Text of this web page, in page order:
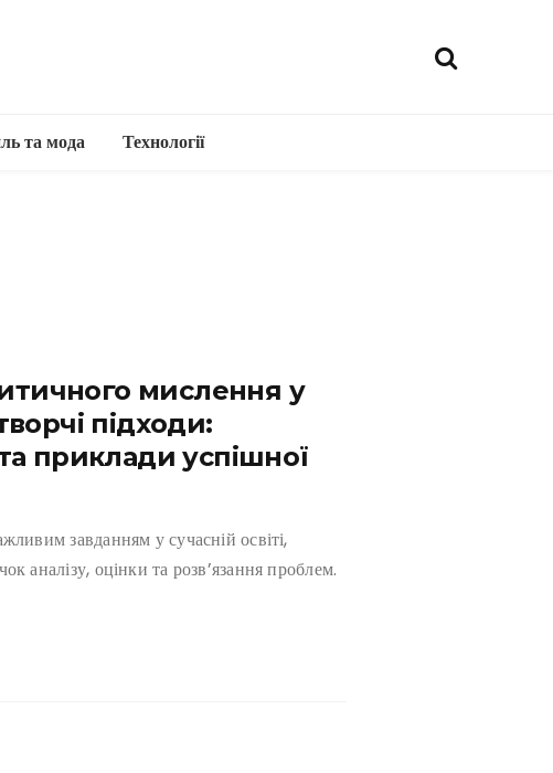
та мода Технології
мислення у
підходи:
та приклади успішної
завданням у сучасній освіті,
аналізу, оцінки та розв’язання проблем.